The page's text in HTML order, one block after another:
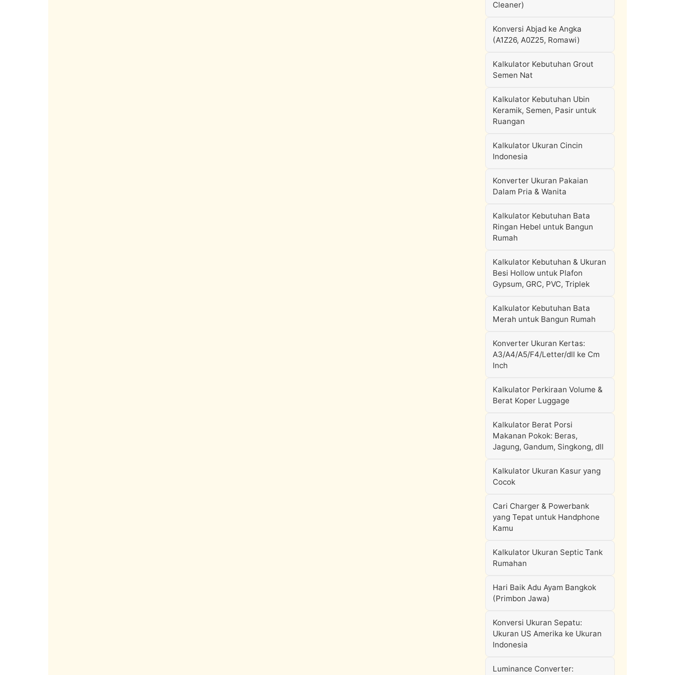
Cleaner)
Konversi Abjad ke Angka
(A1Z26, A0Z25, Romawi)
Kalkulator Kebutuhan Grout
Semen Nat
Kalkulator Kebutuhan Ubin
Keramik, Semen, Pasir untuk
Ruangan
Kalkulator Ukuran Cincin
Indonesia
Konverter Ukuran Pakaian
Dalam Pria & Wanita
Kalkulator Kebutuhan Bata
Ringan Hebel untuk Bangun
Rumah
Kalkulator Kebutuhan & Ukuran
Besi Hollow untuk Plafon
Gypsum, GRC, PVC, Triplek
Kalkulator Kebutuhan Bata
Merah untuk Bangun Rumah
Konverter Ukuran Kertas:
A3/A4/A5/F4/Letter/dll ke Cm
Inch
Kalkulator Perkiraan Volume &
Berat Koper Luggage
Kalkulator Berat Porsi
Makanan Pokok: Beras,
Jagung, Gandum, Singkong, dll
Kalkulator Ukuran Kasur yang
Cocok
Cari Charger & Powerbank
yang Tepat untuk Handphone
Kamu
Kalkulator Ukuran Septic Tank
Rumahan
Hari Baik Adu Ayam Bangkok
(Primbon Jawa)
Konversi Ukuran Sepatu:
Ukuran US Amerika ke Ukuran
Indonesia
Luminance Converter: